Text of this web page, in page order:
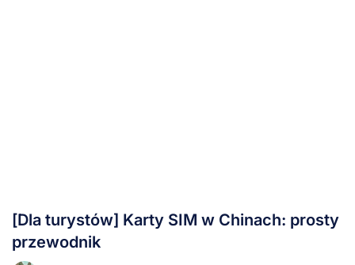
[Dla turystów] Karty SIM w Chinach: prosty
przewodnik